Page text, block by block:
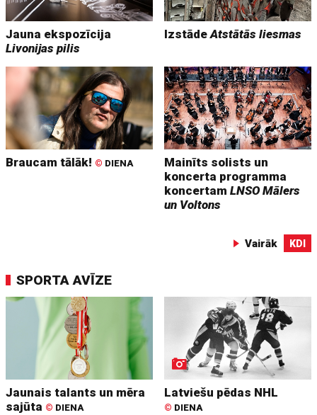
Jauna ekspozīcija
Livonijas pilis
IzstādeAtstātās liesmas
Braucam tālāk! © DIENA
Mainīts solists un
koncerta programma
koncertamLNSO Mālers
un Voltons
Vairāk KDI
SPORTA AVĪZE
Jaunais talants un mēra
sajūta © DIENA
Latviešu pēdas NHL
© DIENA